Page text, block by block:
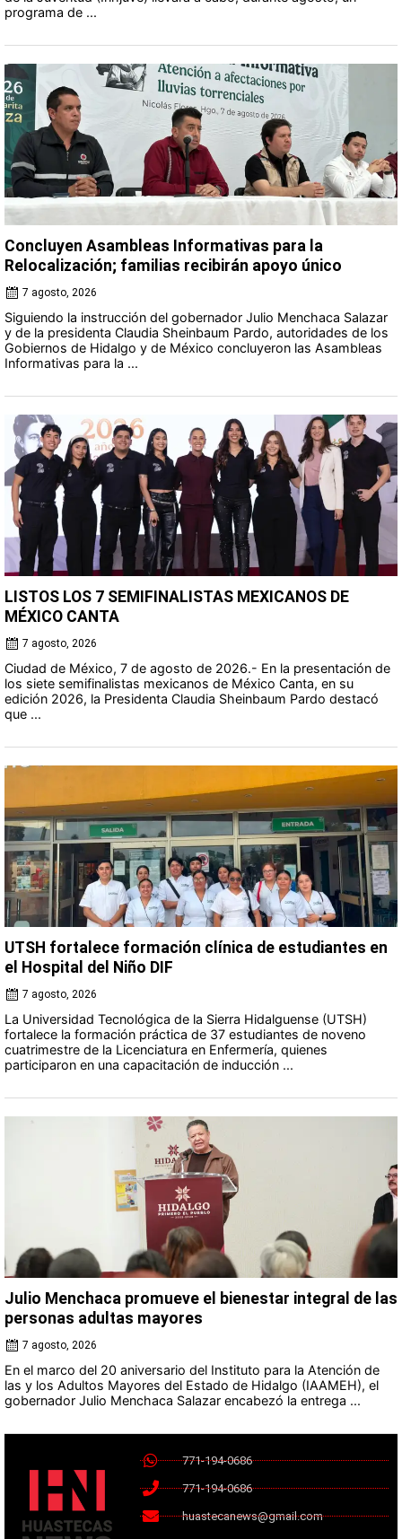
programa de ...
Concluyen Asambleas Informativas para la
Relocalización; familias recibirán apoyo único
7 agosto, 2026
Siguiendo la instrucción del gobernador Julio Menchaca Salazar
y de la presidenta Claudia Sheinbaum Pardo, autoridades de los
Gobiernos de Hidalgo y de México concluyeron las Asambleas
Informativas para la ...
LISTOS LOS 7 SEMIFINALISTAS MEXICANOS DE
MÉXICO CANTA
7 agosto, 2026
Ciudad de México, 7 de agosto de 2026.- En la presentación de
los siete semifinalistas mexicanos de México Canta, en su
edición 2026, la Presidenta Claudia Sheinbaum Pardo destacó
que ...
UTSH fortalece formación clínica de estudiantes en
el Hospital del Niño DIF
7 agosto, 2026
La Universidad Tecnológica de la Sierra Hidalguense (UTSH)
fortalece la formación práctica de 37 estudiantes de noveno
cuatrimestre de la Licenciatura en Enfermería, quienes
participaron en una capacitación de inducción ...
Julio Menchaca promueve el bienestar integral de las
personas adultas mayores
7 agosto, 2026
En el marco del 20 aniversario del Instituto para la Atención de
las y los Adultos Mayores del Estado de Hidalgo (IAAMEH), el
gobernador Julio Menchaca Salazar encabezó la entrega ...
771-194-0686
771-194-0686
huastecanews@gmail.com